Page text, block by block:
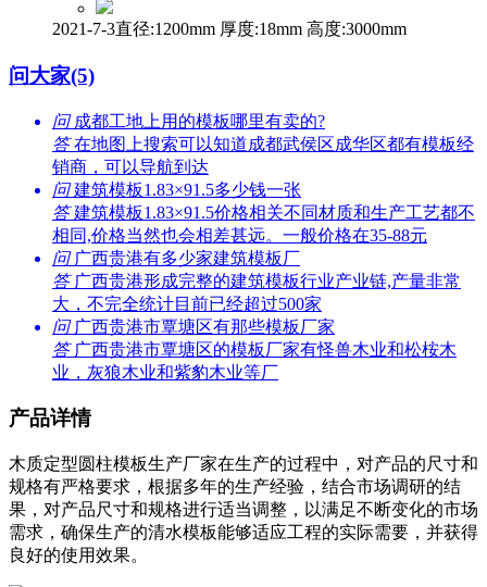
2021-7-3直径:1200mm 厚度:18mm 高度:3000mm
问大家(5)
问 成都工地上用的模板哪里有卖的?
答 在地图上搜索可以知道成都武侯区成华区都有模板经
销商，可以导航到达
问 建筑模板1.83×91.5多少钱一张
答 建筑模板1.83×91.5价格相关不同材质和生产工艺都不
相同,价格当然也会相差甚远。一般价格在35-88元
问 广西贵港有多少家建筑模板厂
答 广西贵港形成完整的建筑模板行业产业链,产量非常
大，不完全统计目前已经超过500家
问 广西贵港市覃塘区有那些模板厂家
答 广西贵港市覃塘区的模板厂家有怪兽木业和松桉木
业，灰狼木业和紫豹木业等厂
产品详情
木质定型圆柱模板生产厂家在生产的过程中，对产品的尺寸和
规格有严格要求，根据多年的生产经验，结合市场调研的结
果，对产品尺寸和规格进行适当调整，以满足不断变化的市场
需求，确保生产的清水模板能够适应工程的实际需要，并获得
良好的使用效果。